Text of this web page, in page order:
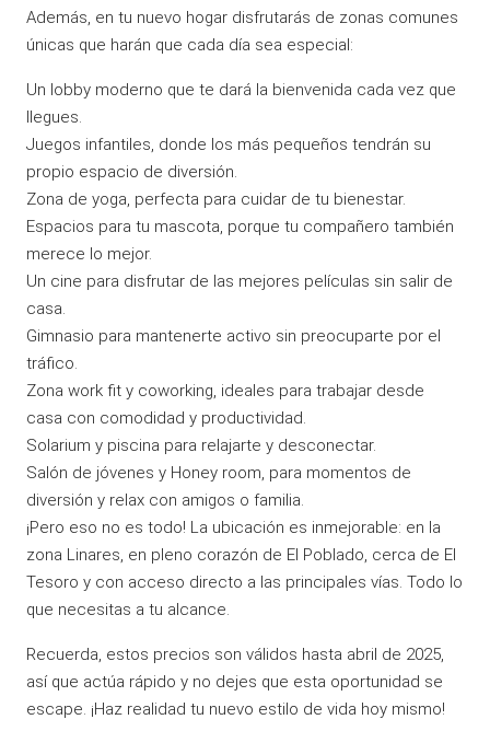
Además, en tu nuevo hogar disfrutarás de zonas comunes
únicas que harán que cada día sea especial:
Un lobby moderno que te dará la bienvenida cada vez que
llegues.
Juegos infantiles, donde los más pequeños tendrán su
propio espacio de diversión.
Zona de yoga, perfecta para cuidar de tu bienestar.
Espacios para tu mascota, porque tu compañero también
merece lo mejor.
Un cine para disfrutar de las mejores películas sin salir de
casa.
Gimnasio para mantenerte activo sin preocuparte por el
tráfico.
Zona work fit y coworking, ideales para trabajar desde
casa con comodidad y productividad.
Solarium y piscina para relajarte y desconectar.
Salón de jóvenes y Honey room, para momentos de
diversión y relax con amigos o familia.
¡Pero eso no es todo! La ubicación es inmejorable: en la
zona Linares, en pleno corazón de El Poblado, cerca de El
Tesoro y con acceso directo a las principales vías. Todo lo
que necesitas a tu alcance.
Recuerda, estos precios son válidos hasta abril de 2025,
así que actúa rápido y no dejes que esta oportunidad se
escape. ¡Haz realidad tu nuevo estilo de vida hoy mismo!